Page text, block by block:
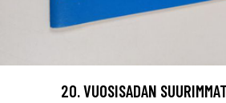
20. VUOSISADAN